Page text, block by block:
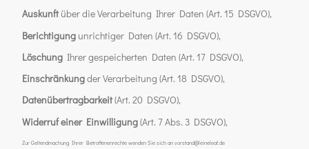
Auskunftüber die Verarbeitung Ihrer Daten (Art. 15 DSGVO),
Berichtigung unrichtiger Daten (Art. 16 DSGVO),
Löschung Ihrer gespeicherten Daten (Art. 17 DSGVO),
Einschränkungder Verarbeitung (Art. 18 DSGVO),
Datenübertragbarkeit(Art. 20 DSGVO),
Widerruf einer Einwilligung(Art. 7 Abs. 3 DSGVO),
Zur Geltendmachung Ihrer Betroffenenrechte wenden Sie sich an vorstand@leineleaf.de